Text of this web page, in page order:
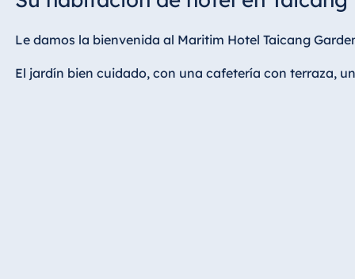
Berlin
Hotel Bremen
Le damos la bienvenida al Maritim Hotel Taicang
El jardín bien cuidado, con una cafetería con terraza,